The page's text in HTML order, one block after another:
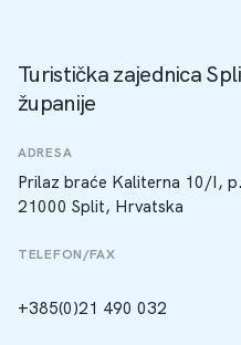
Turistička zajednica
županije
ADRESA
Prilaz braće Kaliterna 10/I,
21000 Split, Hrvatska
TELEFON/FAX
+385(0)21 490 032